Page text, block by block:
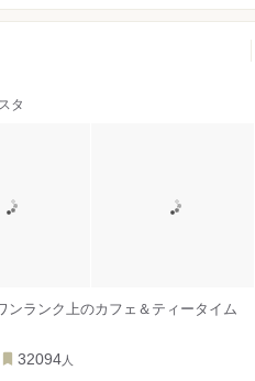
タ
ンランク上のカフェ＆ティータイム
32094 人